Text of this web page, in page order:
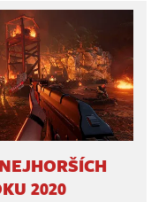
2020